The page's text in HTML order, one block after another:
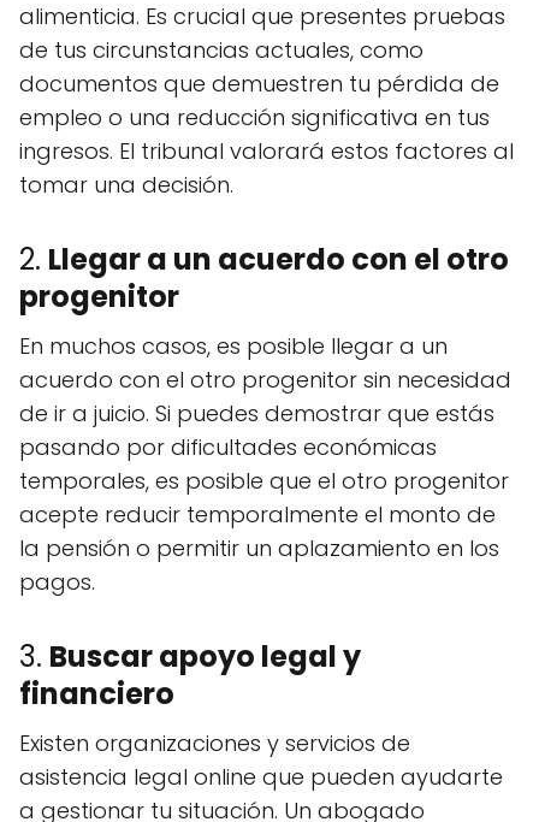
alimenticia. Es crucial que presentes pruebas
de tus circunstancias actuales, como
documentos que demuestren tu pérdida de
empleo o una reducción significativa en tus
ingresos. El tribunal valorará estos factores al
tomar una decisión.
2. Llegar a un acuerdo con el otro
progenitor
En muchos casos, es posible llegar a un
acuerdo con el otro progenitor sin necesidad
de ir a juicio. Si puedes demostrar que estás
pasando por dificultades económicas
temporales, es posible que el otro progenitor
acepte reducir temporalmente el monto de
la pensión o permitir un aplazamiento en los
pagos.
3. Buscar apoyo legal y
financiero
Existen organizaciones y servicios de
asistencia legal online que pueden ayudarte
a gestionar tu situación. Un abogado